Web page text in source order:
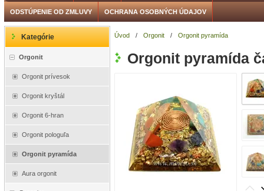
ODSTÚPENIE OD ZMLUVY OCHRANA OSOBNÝCH ÚDAJOV
Kategórie
Orgonit
Orgonit prívesok
Orgonit kryštál
Orgonit 6-hran
Orgonit pologuľa
Orgonit pyramída
Aura orgonit
Úvod / Orgonit / Orgonit pyramída
Orgonit pyramída